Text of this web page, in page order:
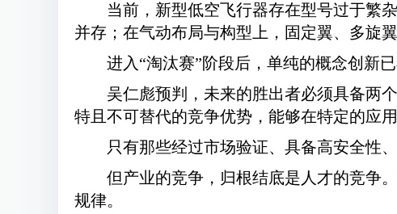
当前，新型低空飞行器存在型号过于繁
并存；在气动布局与构型上，固定翼、多旋
进入“淘汰赛”阶段后，单纯的概念创新
吴仁彪预判，未来的胜出者必须具备两
特且不可替代的竞争优势，能够在特定的应
只有那些经过市场验证、具备高安全性
但产业的竞争，归根结底是人才的竞争
规律。